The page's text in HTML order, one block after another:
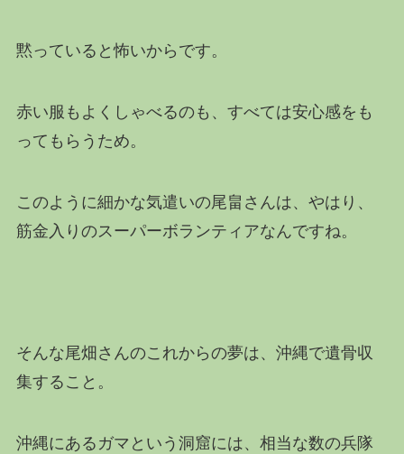
黙っていると怖いからです。
赤い服もよくしゃべるのも、すべては安心感をも
ってもらうため。
このように細かな気遣いの尾畠さんは、やはり、
筋金入りのスーパーボランティアなんですね。
そんな尾畑さんのこれからの夢は、沖縄で遺骨収
集すること。
沖縄にあるガマという洞窟には、相当な数の兵隊